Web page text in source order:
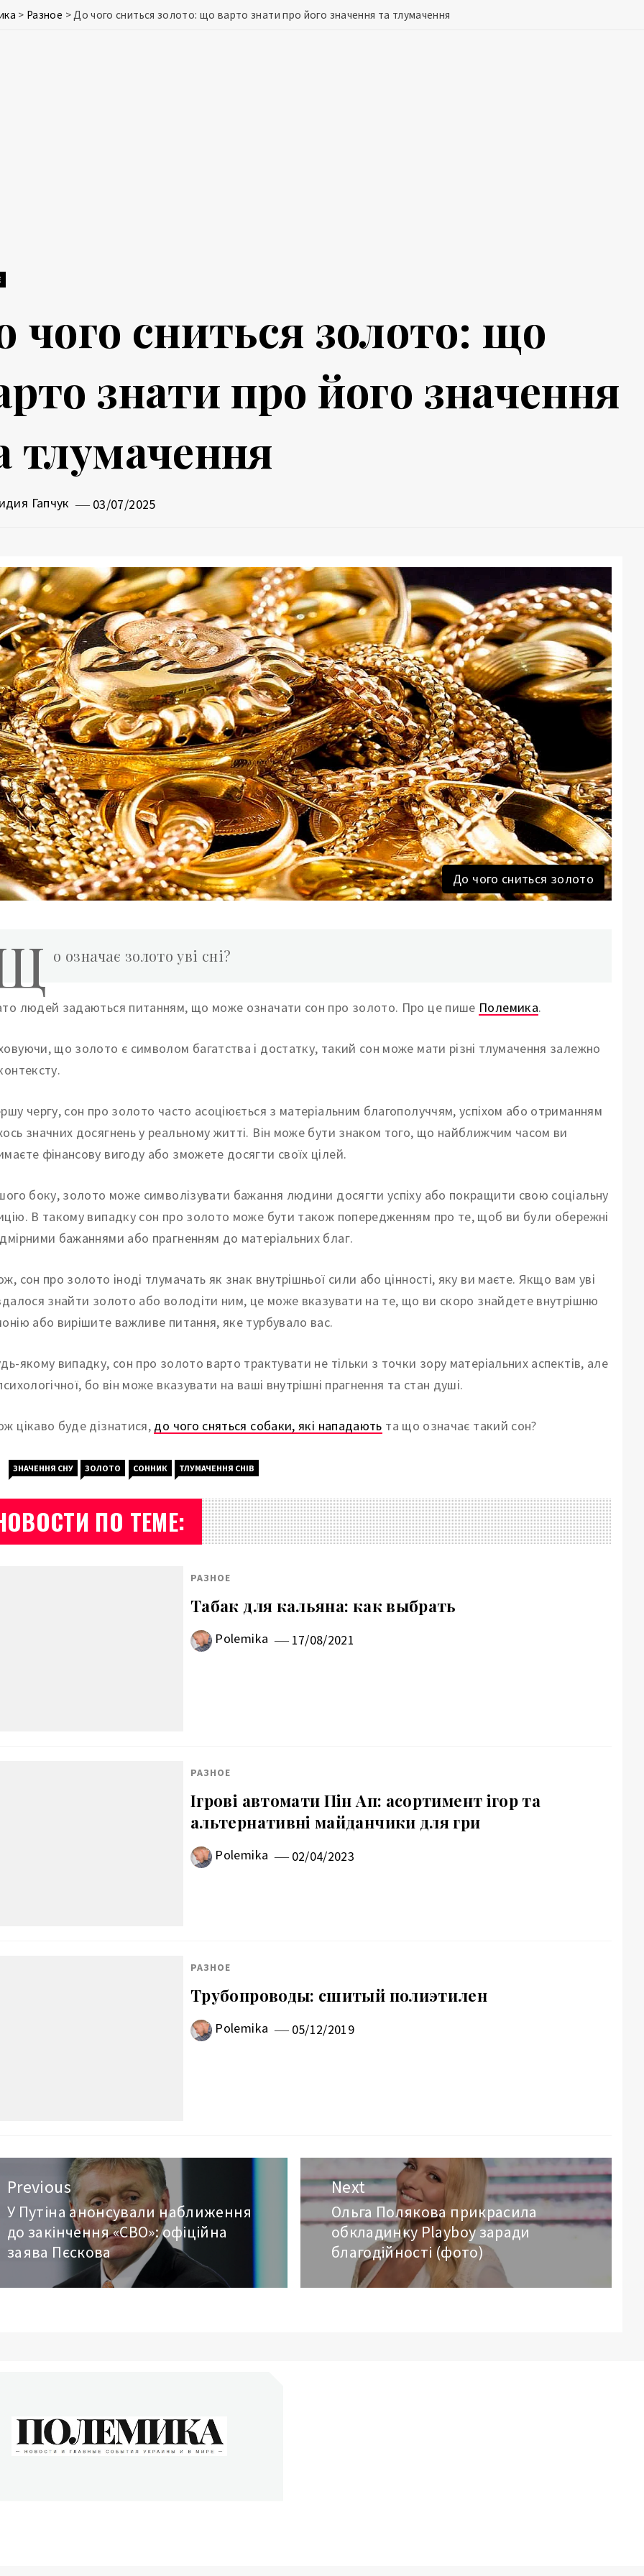
> Разное >До чого сниться золото: що варто знати про його значення та тлумачення
чого сниться золото: що
знати про його значення
тлумачення
Гапчук 03/07/2025
До чого сниться золото
о означає золото уві сні?
людей задаються питанням, що може означати сон про золото. Про це пише Полемика.
що золото є символом багатства і достатку, такий сон може мати різні тлумачення залежно
чергу, сон про золото часто асоціюється з матеріальним благополуччям, успіхом або отриманням
значних досягнень у реальному житті. Він може бути знаком того, що найближчим часом ви
фінансову вигоду або зможете досягти своїх цілей.
боку, золото може символізувати бажання людини досягти успіху або покращити свою соціальну
В такому випадку сон про золото може бути також попередженням про те, щоб ви були обережні
бажаннями або прагненням до матеріальних благ.
сон про золото іноді тлумачать як знак внутрішньої сили або цінності, яку ви маєте. Якщо вам уві
знайти золото або володіти ним, це може вказувати на те, що ви скоро знайдете внутрішню
або вирішите важливе питання, яке турбувало вас.
якому випадку, сон про золото варто трактувати не тільки з точки зору матеріальних аспектів, але
бо він може вказувати на ваші внутрішні прагнення та стан душі.
цікаво буде дізнатися, до чого сняться собаки, які нападають та що означає такий сон?
ЗНАЧЕННЯ СНУ ЗОЛОТО СОННИК ТЛУМАЧЕННЯ СНІВ
ПО ТЕМЕ:
РАЗНОЕ
Табак для кальяна: как выбрать
Polemika 17/08/2021
РАЗНОЕ
Ігрові автомати Пін Ап: асортимент ігор та
альтернативні майданчики для гри
Polemika 02/04/2023
РАЗНОЕ
Трубопроводы: сшитый полиэтилен
Polemika 05/12/2019
Previous
Previous
post:
У Путіна анонсували наближення
до закінчення «СВО»: офіційна
заява Пєскова
Next
Next
post:
Ольга Полякова прикрасила
обкладинку Playboy заради
благодійності (фото)